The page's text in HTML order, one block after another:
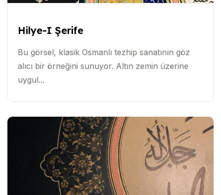
Hilye-I Şerife
Bu görsel, klasik Osmanlı tezhip sanatının göz
alıcı bir örneğini sunuyor. Altın zemin üzerine
uygul...